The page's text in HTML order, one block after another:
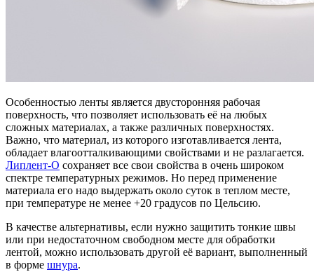
Особенностью ленты является двусторонняя рабочая
поверхность, что позволяет использовать её на любых
сложных материалах, а также различных поверхностях.
Важно, что материал, из которого изготавливается лента,
обладает влагоотталкивающими свойствами и не разлагается.
Липлент-О сохраняет все свои свойства в очень широком
спектре температурных режимов. Но перед применение
материала его надо выдержать около суток в теплом месте,
при температуре не менее +20 градусов по Цельсию.
В качестве альтернативы, если нужно защитить тонкие швы
или при недостаточном свободном месте для обработки
лентой, можно использовать другой её вариант, выполненный
в форме шнура.